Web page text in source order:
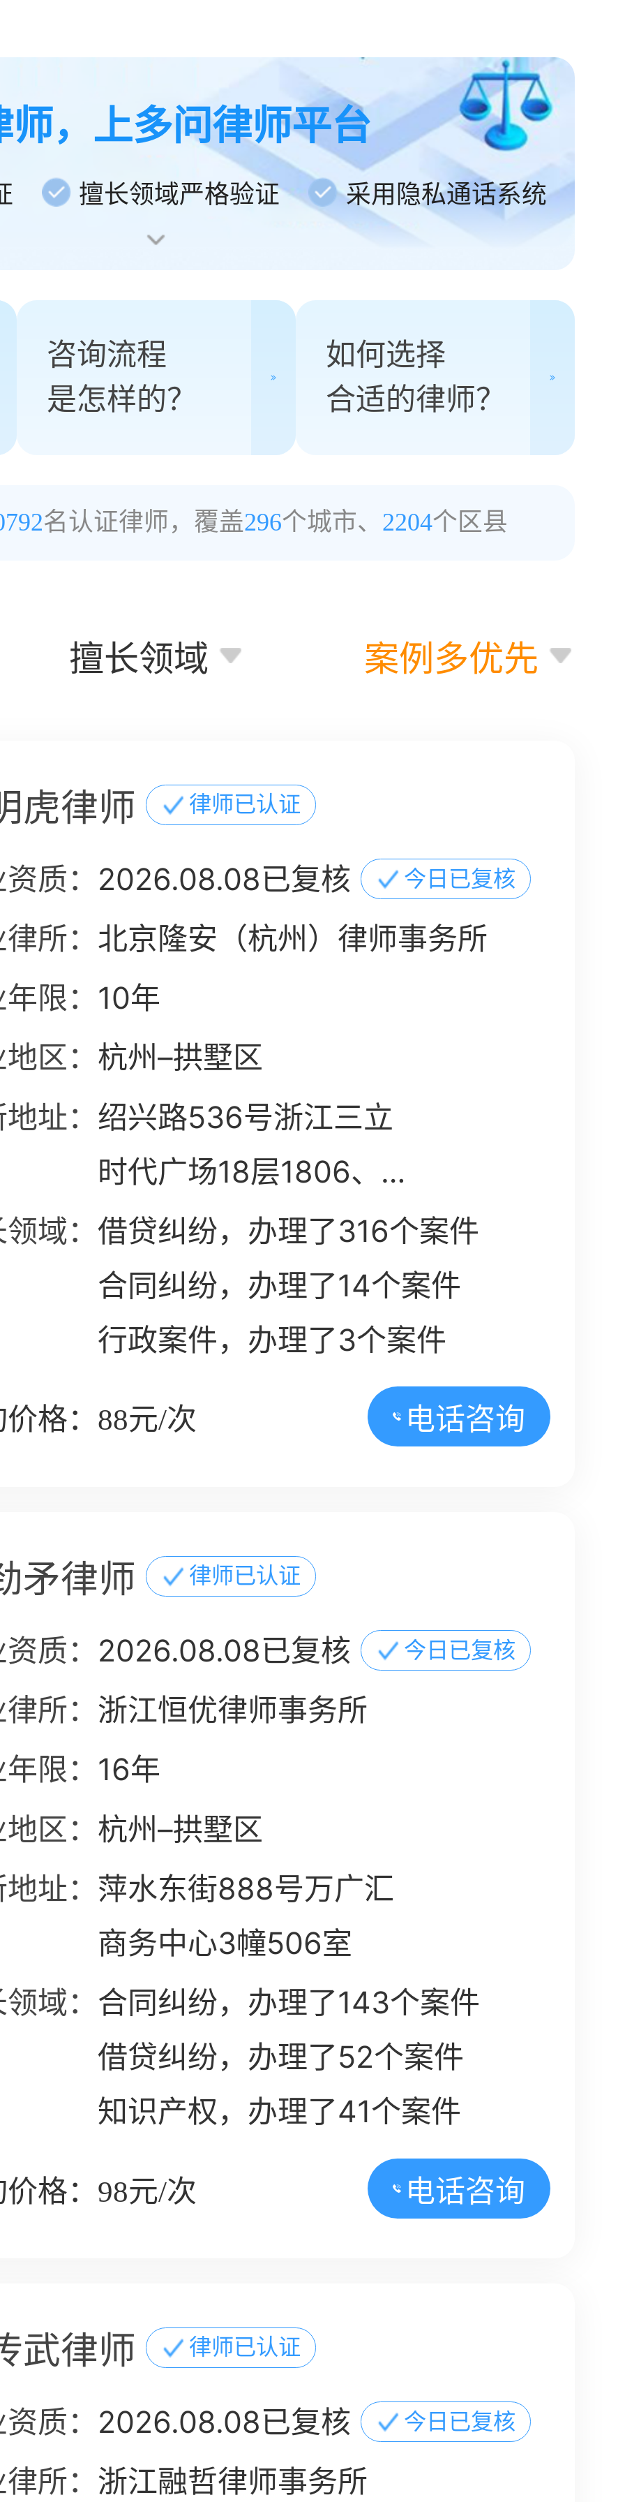
，上多问律师平台
擅长领域严格验证 采用隐私通话系统
咨询流程
是怎样的？
如何选择
合适的律师？
名认证律师，覆盖296个城市、 2204个区县
擅长领域 案例多优先
虎律师 律师已认证
质： 2026.08.08已复核 今日已复核
所： 北京隆安（杭州）律师事务所
限： 10年
区： 杭州–拱墅区
址： 绍兴路536号浙江三立
时代广场18层1806、
1808室
域： 借贷纠纷，办理了316个案件
合同纠纷，办理了14个案件
行政案件，办理了3个案件
格：88元/次 电话咨询
矛律师 律师已认证
质： 2026.08.08已复核 今日已复核
所： 浙江恒优律师事务所
限： 16年
区： 杭州–拱墅区
址： 萍水东街888号万广汇
商务中心3幢506室
域： 合同纠纷，办理了143个案件
借贷纠纷，办理了52个案件
知识产权，办理了41个案件
格：98元/次 电话咨询
武律师 律师已认证
质： 2026.08.08已复核 今日已复核
所： 浙江融哲律师事务所